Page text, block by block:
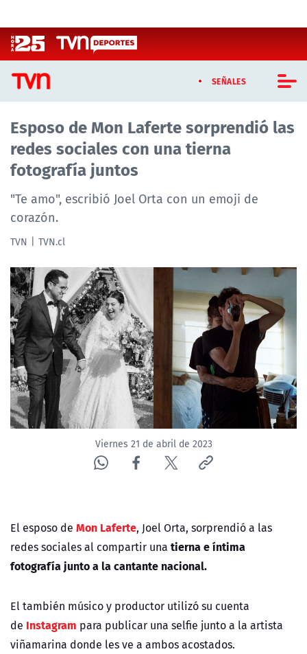
SEÑALES
CASTING MASTERCHEF CHILE
CASTING TVN VERTICAL
TVN VERTICAL
TVN PLAY
TELESERIES
NTV
ACTUALIDAD Y TENDENCIAS
CORPORATIVO Y TRANSPARENCIA
CANAL DE DENUNCIAS
ÁREA DE PROYECTOS
Esposo de Mon Laferte sorprendió las
redes sociales con una tierna
fotografía juntos
"Te amo", escribió Joel Orta con un emoji de
corazón.
TVN TVN.cl
Viernes 21 de abril de 2023
El esposo de Mon Laferte, Joel Orta, sorprendió a las
redes sociales al compartir una tierna e íntima
fotografía junto a la cantante nacional.
El también músico y productor utilizó su cuenta
de Instagram para publicar una selfie junto a la artista
viñamarina donde les ve a ambos acostados.